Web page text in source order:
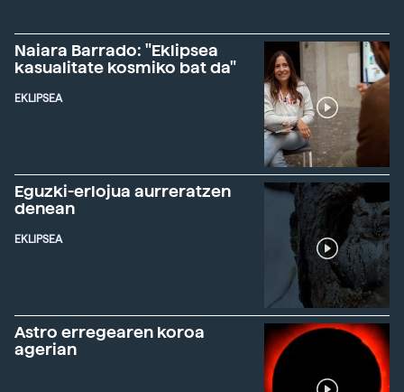
Naiara Barrado: "Eklipsea
kasualitate kosmiko bat da"
EKLIPSEA
Eguzki-erlojua aurreratzen
denean
EKLIPSEA
Astro erregearen koroa
agerian